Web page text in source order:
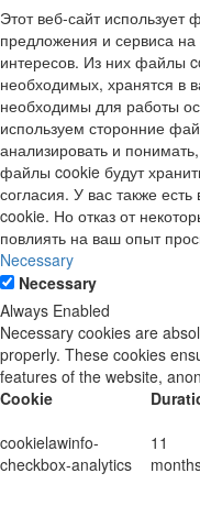
Этот веб-сайт
предложения и сервиса
интересов. Из них файлы
необходимых, хранятся в
необходимы для работы
используем сторонние
анализировать и
файлы cookie будут
согласия. У вас также
cookie. Но отказ от
повлиять на ваш опыт
Necessary
Necessary
Always Enabled
Necessary cookies are
properly. These cookies
features of the website,
Cookie
cookielawinfo-
checkbox-analytics
11